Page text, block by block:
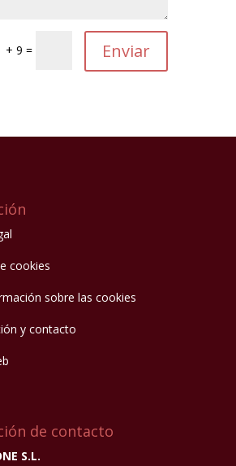
+ 9 =
cookies
sobre las cookies
y contacto
de contacto
S.L.